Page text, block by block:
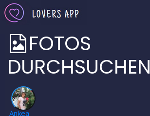
FOTOS
DURCHSUCHEN
✅
Ankea